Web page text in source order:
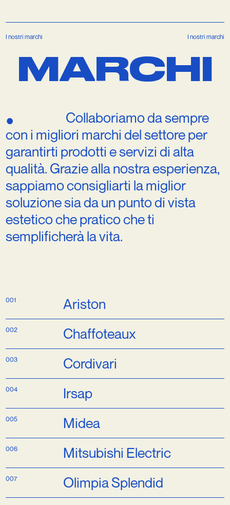
I nostri marchi I nostri marchi
MARCHI
● Collaboriamodasempre
con i migliori marchi delsettoreper
garantirti prodotti eservizi di alta
qualità. Grazieallanostraesperienza,
sappiamoconsigliarti lamiglior
soluzionesiadaun puntodi vista
esteticochepraticocheti
semplificheràlavita.
001
Ariston
002
Chaffoteaux
003
Cordivari
004
Irsap
005
Midea
006
Mitsubishi
007